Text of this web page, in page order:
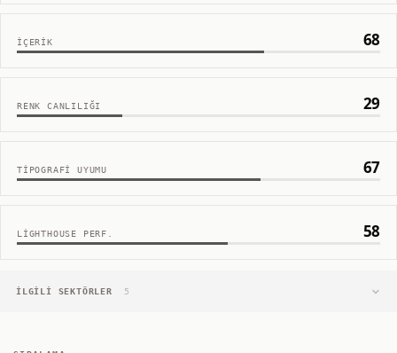
İÇERIK 68
RENK CANLILIĞI 29
TIPOGRAFI UYUMU 67
LIGHTHOUSE PERF. 58
İLGILI SEKTÖRLER 5